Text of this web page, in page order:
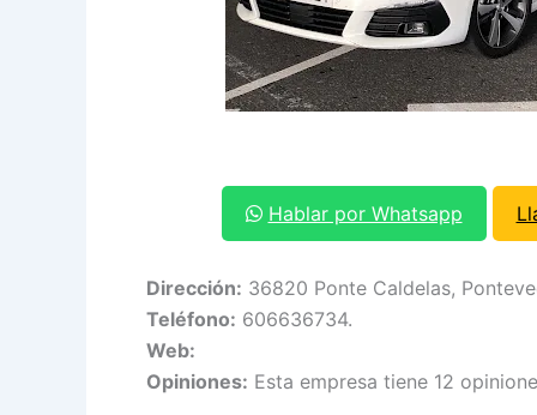
Hablar por Whatsapp
Dirección: 36820 Ponte Caldelas,
Teléfono: 606636734.
Web:
Opiniones: Esta empresa tiene 12